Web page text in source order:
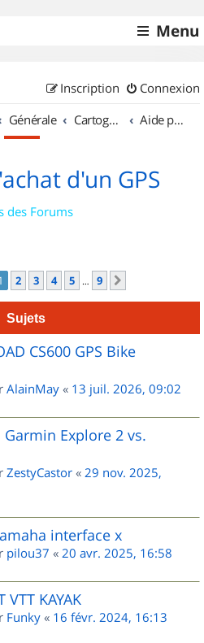
Menu
Connexion
Inscription
Générale Cartographie et GPS Aide pour l'achat d'un GPS
d'un GPS
des Forums
1sur
2 3 4 5 … 9
Sujets
CS600 GPS Bike
AlainMay « 13 juil. 2026, 09:02
Garmin Explore 2 vs.
ZestyCastor « 29 nov. 2025,
interface x
pilou37 « 20 avr. 2025, 16:58
VTT KAYAK
Funky « 16 févr. 2024, 16:13